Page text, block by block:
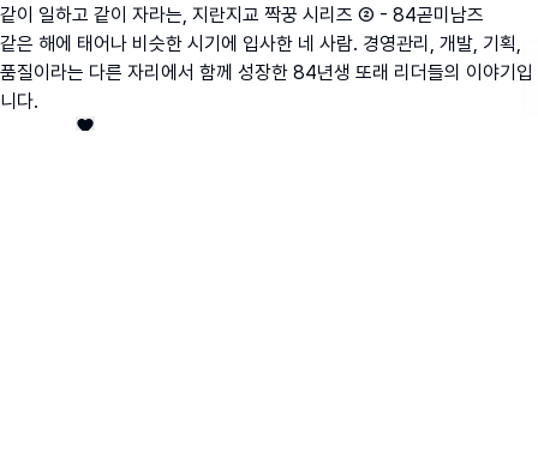
같이 일하고 같이 자라는, 지란지교 짝꿍 시리즈 ② - 84곧미남즈
같은 해에 태어나 비슷한 시기에 입사한 네 사람. 경영관리, 개발, 기획,
품질이라는 다른 자리에서 함께 성장한 84년생 또래 리더들의 이야기입
니다.